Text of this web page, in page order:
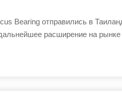
Bearing отправились в
расширение на